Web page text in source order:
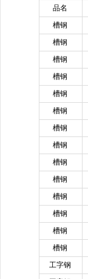
品名
槽钢
槽钢
槽钢
槽钢
槽钢
槽钢
槽钢
槽钢
槽钢
槽钢
槽钢
槽钢
槽钢
槽钢
工字钢